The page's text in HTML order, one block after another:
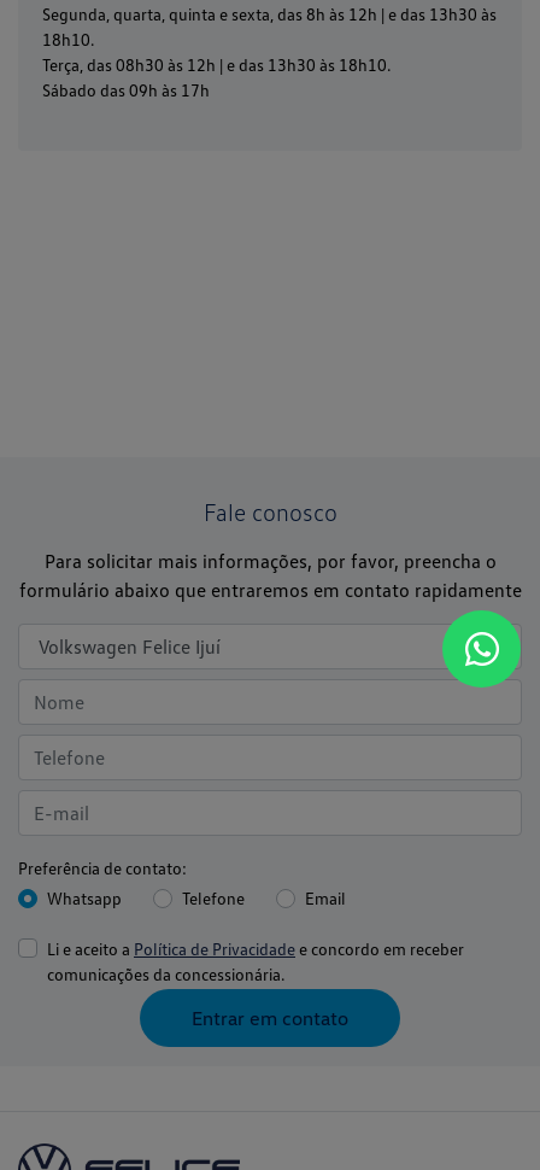
Segunda, quarta, quinta e sexta, das 8h às 12h | e das 13h30 às
18h10.
Terça, das 08h30 às 12h | e das 13h30 às 18h10.
Sábado das 09h às 17h
Fale conosco
Para solicitar mais informações, por favor, preencha o
formulário abaixo que entraremos em contato rapidamente
Preferência de contato:
Whatsapp
Telefone Email
Li e aceito a Política de Privacidadee concordo em receber
comunicações da concessionária.
Entrar em contato